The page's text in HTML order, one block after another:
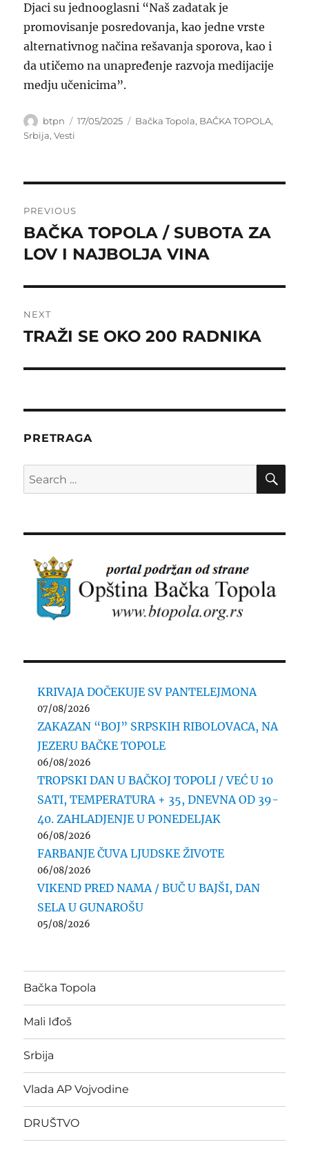
Djaci su jednooglasni “Naš zadatak je
promovisanje posredovanja, kao jedne vrste
alternativnog načina rešavanja sporova, kao i
da utičemo na unapređenje razvoja medijacije
medju učenicima”.
Author
btpn
Posted
17/05/2025 Categories
Bačka Topola, BAČKA TOPOLA,
Srbija,Vesti
navigation
PREVIOUS
Previous
post:
BAČKA TOPOLA / SUBOTA ZA
LOV I NAJBOLJA VINA
NEXT
Next
TRAŽI SE OKO 200 RADNIKA
PRETRAGA
Search
for:
KRIVAJA DOČEKUJE SV PANTELEJMONA
07/08/2026
ZAKAZAN “BOJ” SRPSKIH RIBOLOVACA, NA
JEZERU BAČKE TOPOLE
06/08/2026
TROPSKI DAN U BAČKOJ TOPOLI / VEĆ U 10
SATI, TEMPERATURA + 35, DNEVNA OD 39-
40. ZAHLADJENJE U PONEDELJAK
06/08/2026
FARBANJE ČUVA LJUDSKE ŽIVOTE
06/08/2026
VIKEND PRED NAMA / BUČ U BAJŠI, DAN
SELA U GUNAROŠU
05/08/2026
Bačka Topola
Mali Iđoš
Srbija
Vlada AP Vojvodine
DRUŠTVO